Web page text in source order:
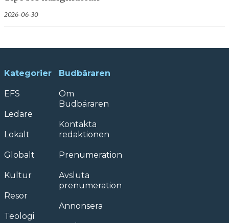
2026-06-30
Kategorier
EFS
Ledare
Lokalt
Globalt
Kultur
Resor
Teologi
Budbäraren
Om
Budbäraren
Kontakta
redaktionen
Prenumeration
Avsluta
prenumeration
Annonsera